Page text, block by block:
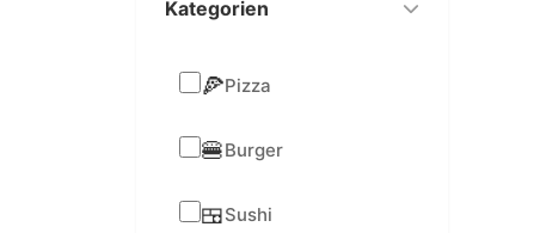
Kategorien
🍕Pizza
🍔Burger
🍱Sushi